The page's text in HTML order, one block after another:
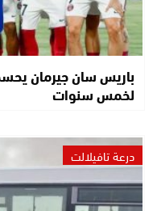
باريس سان جيرمان
لخمس سنوات
درعة تافيلالت